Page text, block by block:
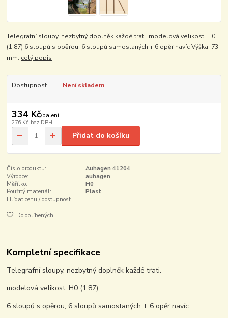
Telegrafní sloupy, nezbytný doplněk každé trati. modelová velikost: H0
(1:87) 6 sloupů s opěrou, 6 sloupů samostaných + 6 opěr navíc Výška: 73
mm. celý popis
Dostupnost Není skladem
334 Kč/balení
276 Kč bez DPH
Přidat do košíku
Číslo produktu:
Auhagen 41204
Výrobce:
auhagen
Měřítko:
H0
Použitý materiál:
Plast
Hlídat cenu / dostupnost
Do oblíbených
Kompletní specifikace
Telegrafní sloupy, nezbytný doplněk každé trati.
modelová velikost: H0 (1:87)
6 sloupů s opěrou, 6 sloupů samostaných + 6 opěr navíc